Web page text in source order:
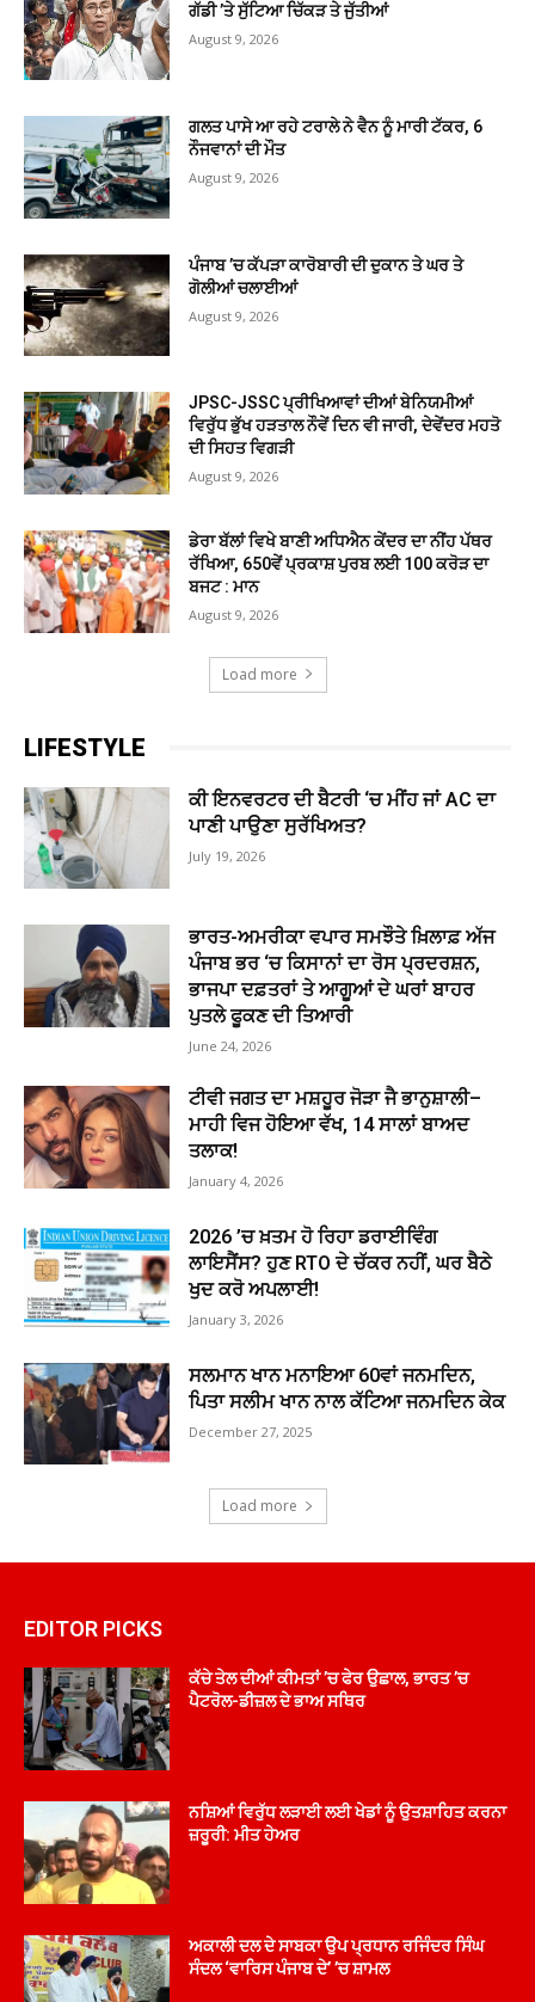
ਗੱਡੀ ’ਤੇ ਸੁੱਟਿਆ ਚਿੱਕੜ ਤੇ ਜੁੱਤੀਆਂ
August 9, 2026
ਗਲਤ ਪਾਸੇ ਆ ਰਹੇ ਟਰਾਲੇ ਨੇ ਵੈਨ ਨੂੰ ਮਾਰੀ ਟੱਕਰ, 6
ਨੌਜਵਾਨਾਂ ਦੀ ਮੌਤ
August 9, 2026
ਪੰਜਾਬ ’ਚ ਕੱਪੜਾ ਕਾਰੋਬਾਰੀ ਦੀ ਦੁਕਾਨ ਤੇ ਘਰ ਤੇ
ਗੋਲੀਆਂ ਚਲਾਈਆਂ
August 9, 2026
JPSC-JSSC ਪ੍ਰੀਖਿਆਵਾਂ ਦੀਆਂ ਬੇਨਿਯਮੀਆਂ
ਵਿਰੁੱਧ ਭੁੱਖ ਹੜਤਾਲ ਨੌਵੇਂ ਦਿਨ ਵੀ ਜਾਰੀ, ਦੇਵੇਂਦਰ ਮਹਤੋ
ਦੀ ਸਿਹਤ ਵਿਗੜੀ
August 9, 2026
ਡੇਰਾ ਬੱਲਾਂ ਵਿਖੇ ਬਾਣੀ ਅਧਿਐਨ ਕੇਂਦਰ ਦਾ ਨੀਂਹ ਪੱਥਰ
ਰੱਖਿਆ, 650ਵੇਂ ਪ੍ਰਕਾਸ਼ ਪੁਰਬ ਲਈ 100 ਕਰੋੜ ਦਾ
ਬਜਟ : ਮਾਨ
August 9, 2026
Load more
LIFESTYLE
ਕੀ ਇਨਵਰਟਰ ਦੀ ਬੈਟਰੀ ‘ਚ ਮੀਂਹ ਜਾਂ AC ਦਾ
ਪਾਣੀ ਪਾਉਣਾ ਸੁਰੱਖਿਅਤ?
July 19, 2026
ਭਾਰਤ-ਅਮਰੀਕਾ ਵਪਾਰ ਸਮਝੌਤੇ ਖ਼ਿਲਾਫ਼ ਅੱਜ
ਪੰਜਾਬ ਭਰ ‘ਚ ਕਿਸਾਨਾਂ ਦਾ ਰੋਸ ਪ੍ਰਦਰਸ਼ਨ,
ਭਾਜਪਾ ਦਫ਼ਤਰਾਂ ਤੇ ਆਗੂਆਂ ਦੇ ਘਰਾਂ ਬਾਹਰ
ਪੁਤਲੇ ਫੂਕਣ ਦੀ ਤਿਆਰੀ
June 24, 2026
ਟੀਵੀ ਜਗਤ ਦਾ ਮਸ਼ਹੂਰ ਜੋੜਾ ਜੈ ਭਾਨੁਸ਼ਾਲੀ–
ਮਾਹੀ ਵਿਜ ਹੋਇਆ ਵੱਖ, 14 ਸਾਲਾਂ ਬਾਅਦ
ਤਲਾਕ!
January 4, 2026
2026 ’ਚ ਖ਼ਤਮ ਹੋ ਰਿਹਾ ਡਰਾਈਵਿੰਗ
ਲਾਇਸੈਂਸ? ਹੁਣ RTO ਦੇ ਚੱਕਰ ਨਹੀਂ, ਘਰ ਬੈਠੇ
ਖੁਦ ਕਰੋ ਅਪਲਾਈ!
January 3, 2026
ਸਲਮਾਨ ਖਾਨ ਮਨਾਇਆ 60ਵਾਂ ਜਨਮਦਿਨ,
ਪਿਤਾ ਸਲੀਮ ਖਾਨ ਨਾਲ ਕੱਟਿਆ ਜਨਮਦਿਨ ਕੇਕ
December 27, 2025
Load more
EDITOR PICKS
ਕੱਚੇ ਤੇਲ ਦੀਆਂ ਕੀਮਤਾਂ ’ਚ ਫੇਰ ਉਛਾਲ, ਭਾਰਤ ’ਚ
ਪੈਟਰੋਲ-ਡੀਜ਼ਲ ਦੇ ਭਾਅ ਸਥਿਰ
ਨਸ਼ਿਆਂ ਵਿਰੁੱਧ ਲੜਾਈ ਲਈ ਖੇਡਾਂ ਨੂੰ ਉਤਸ਼ਾਹਿਤ ਕਰਨਾ
ਜ਼ਰੂਰੀ: ਮੀਤ ਹੇਅਰ
ਅਕਾਲੀ ਦਲ ਦੇ ਸਾਬਕਾ ਉਪ ਪ੍ਰਧਾਨ ਰਜਿੰਦਰ ਸਿੰਘ
ਸੰਦਲ ‘ਵਾਰਿਸ ਪੰਜਾਬ ਦੇ’ ’ਚ ਸ਼ਾਮਲ